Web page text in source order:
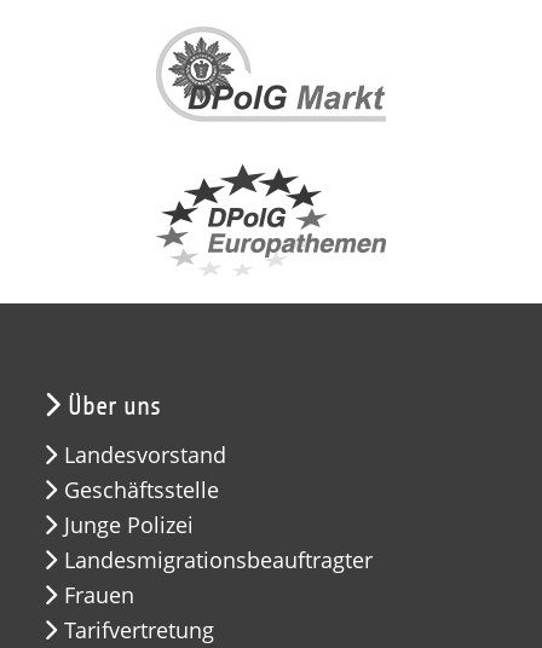
Über uns
Landesvorstand
Geschäftsstelle
Junge Polizei
Landesmigrationsbeauftragter
Frauen
Tarifvertretung